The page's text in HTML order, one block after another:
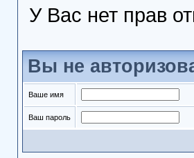
У Вас нет прав
Вы не
Ваше имя
Ваш пароль